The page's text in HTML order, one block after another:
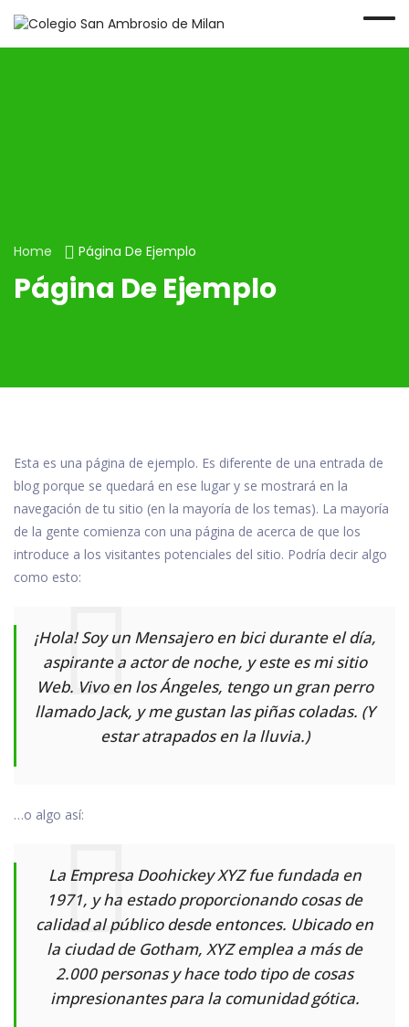
Home Página De Ejemplo
Página De Ejemplo
Esta es una página de ejemplo. Es diferente de una entrada de
blog porque se quedará en ese lugar y se mostrará en la
navegación de tu sitio (en la mayoría de los temas). La mayoría
de la gente comienza con una página de acerca de que los
introduce a los visitantes potenciales del sitio. Podría decir algo
como esto:
¡Hola! Soy un Mensajero en bici durante el día,
aspirante a actor de noche, y este es mi sitio
Web. Vivo en los Ángeles, tengo un gran perro
llamado Jack, y me gustan las piñas coladas. (Y
estar atrapados en la lluvia.)
…o algo así:
La Empresa Doohickey XYZ fue fundada en
1971, y ha estado proporcionando cosas de
calidad al público desde entonces. Ubicado en
la ciudad de Gotham, XYZ emplea a más de
2.000 personas y hace todo tipo de cosas
impresionantes para la comunidad gótica.